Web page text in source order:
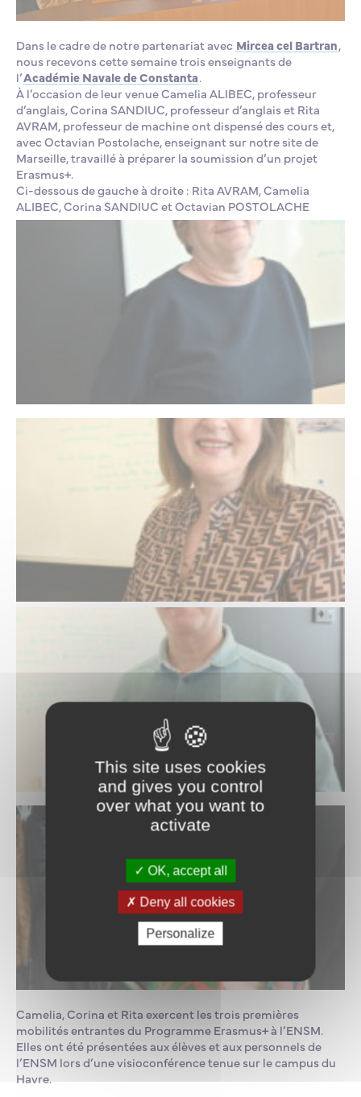
Dans le cadre de notre partenariat avec Mircea cel Bartran,
nous recevons cette semaine trois enseignants de
l’Académie Navale de Constanta.
À l’occasion de leur venueCamelia ALIBEC, professeur
d’anglais,Corina SANDIUC, professeur d’anglaisetRita
AVRAM, professeur de machine ont dispensé des cours et,
avec Octavian Postolache, enseignant sur notre site de
Marseille, travaillé à préparer la soumission d’un projet
Erasmus+.
Ci-dessous de gauche à droite : Rita AVRAM,Camelia
ALIBEC, Corina SANDIUC et Octavian POSTOLACHE
Camelia, Corina et Rita exercent les trois premières
mobilités entrantes du Programme Erasmus+ à l’ENSM.
Elles ont été présentées aux élèves et aux personnels de
l’ENSM lors d’une visioconférence tenue sur le campus du
Havre.
This site uses cookies
and gives you control
over what you want to
activate
OK, accept all
Deny all cookies
Personalize